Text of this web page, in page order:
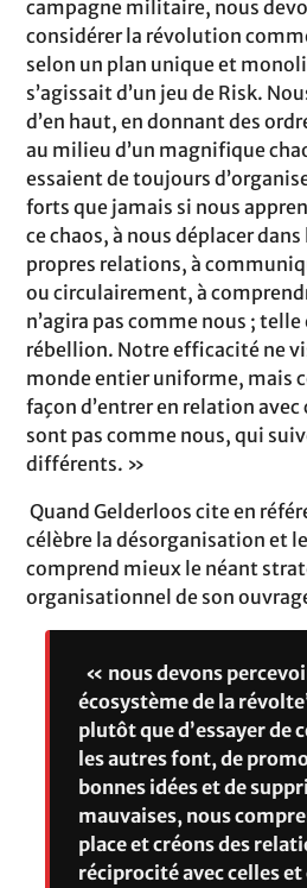
campagne militaire, nous
considérer la révolution
selon un plan unique et
s’agissait d’un jeu de Risk.
d’en haut, en donnant des
au milieu d’un magnifique
essaient de toujours
forts que jamais si nous
ce chaos, à nous déplacer dans
propres relations, à
ou circulairement, à
n’agira pas comme nous ;
rébellion. Notre efficacité ne
monde entier uniforme, mais
façon d’entrer en relation
sont pas comme nous, qui
différents. »
Quand Gelderloos cite en
célèbre la désorganisation et
comprend mieux le néant
organisationnel de son
« nous devons
écosystème de la
plutôt que d’essayer de
les autres font, de
bonnes idées et de
mauvaises, nous
place et créons des
réciprocité avec celles